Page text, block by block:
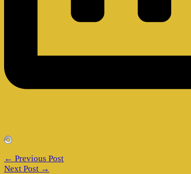
← Previous Post
Next Post →